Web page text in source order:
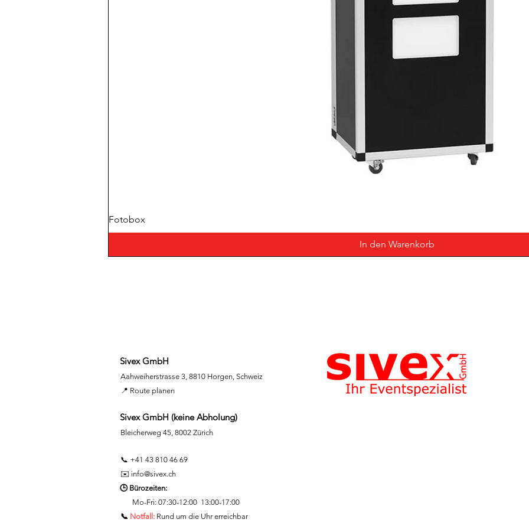
Fotobox
In den Warenkorb
Sivex GmbH
Aahweiherstrasse 3, 8810 Horgen, Schweiz
📍 Route planen
Sivex GmbH (keine Abholung)
Bleicherweg 45, 8002 Zürich
📞 +41 43 810 46 69
✉️ info@sivex.ch
🕒 Bürozeiten:
Mo-Fri: 07:30-12:00 13:00-17:00
📞 Notfall: Rund um die Uhr erreichbar​